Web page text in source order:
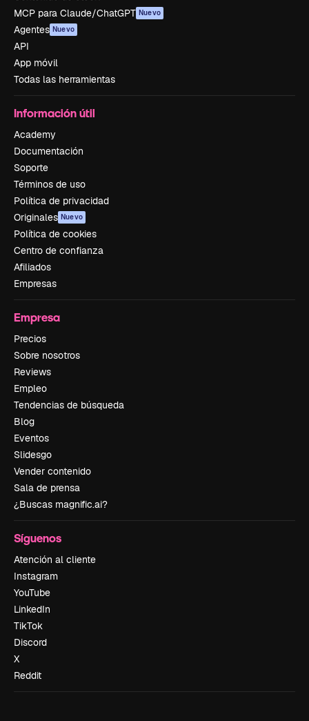
MCP para Claude/ChatGPT Nuevo
Agentes Nuevo
API
App móvil
Todas las herramientas
Información útil
Academy
Documentación
Soporte
Términos de uso
Política de privacidad
Originales Nuevo
Política de cookies
Centro de confianza
Afiliados
Empresas
Empresa
Precios
Sobre nosotros
Reviews
Empleo
Tendencias de búsqueda
Blog
Eventos
Slidesgo
Vender contenido
Sala de prensa
¿Buscas magnific.ai?
Síguenos
Atención al cliente
Instagram
YouTube
LinkedIn
TikTok
Discord
X
Reddit